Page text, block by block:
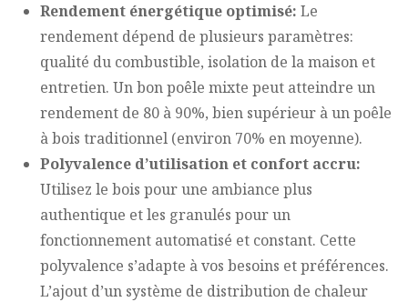
Rendement énergétique optimisé: Le
rendement dépend de plusieurs paramètres:
qualité du combustible, isolation de la maison et
entretien. Un bon poêle mixte peut atteindre un
rendement de 80 à 90%, bien supérieur à un poêle
à bois traditionnel (environ 70% en moyenne).
Polyvalence d’utilisation et confort accru:
Utilisez le bois pour une ambiance plus
authentique et les granulés pour un
fonctionnement automatisé et constant. Cette
polyvalence s’adapte à vos besoins et préférences.
L’ajout d’un système de distribution de chaleur